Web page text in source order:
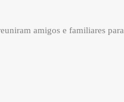
amigos e familiares